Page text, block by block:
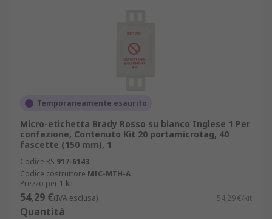
Temporaneamente esaurito
Micro-etichetta Brady Rosso su bianco Inglese 1 Per
confezione, Contenuto Kit 20 portamicrotag, 40
fascette (150 mm), 1
Codice RS 917-6143
Codice costruttore MIC-MTH-A
Prezzo per 1 kit
54,29 €(IVA esclusa) 54,29 €/kit
Quantità